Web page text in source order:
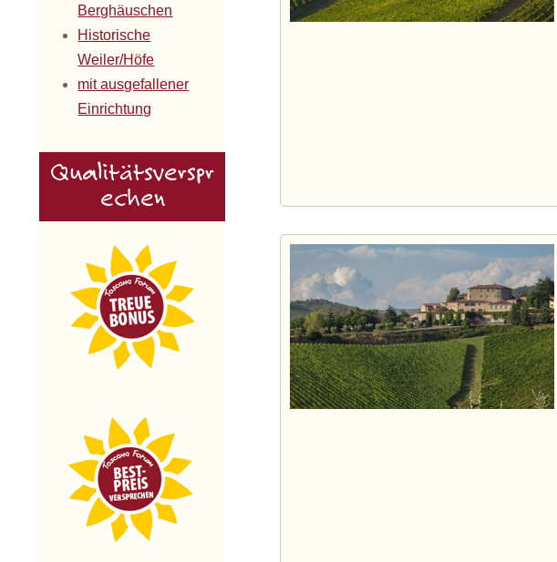
Berghäuschen
Historische
Weiler/Höfe
mit ausgefallener
Einrichtung
Qualitätsverspr
echen